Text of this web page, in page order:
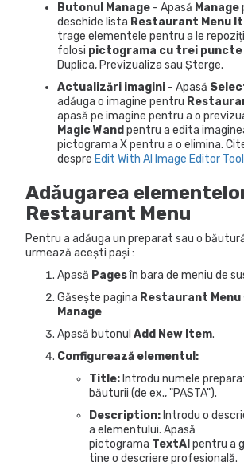
Butonul Manage - Apasă Manage
deschide lista Restaurant Menu
trage elementele pentru a le
folosi pictograma cu trei puncte
Duplica, Previzualiza sau Șterge.
Actualizări imagini - Apasă
adăuga o imagine pentru
apasă pe imagine pentru a o
Magic Wand pentru a edita
pictograma X pentru a o elimina.
despre Edit With AI Image Editor Tool
Adăugarea
Restaurant Menu
Pentru a adăuga un preparat sau o
urmează acești pași :
Apasă Pagesîn bara de meniu de
Găsește pagina Restaurant Menu
Manage
Apasă butonul Add New Item.
Configurează elementul:
Title: Introdu numele
băuturii (de ex., "PASTA").
Description: Introdu o
a elementului. Apasă
pictograma TextAI pentru a
tine o descriere profesională.